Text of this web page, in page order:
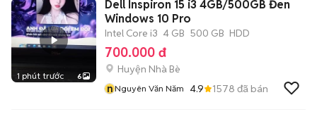
1 phút trước 6
Dell Inspiron 15 i3 4GB/500GB Đen
Windows 10 Pro
Intel Core i3 4 GB 500 GB HDD
700.000 đ
Huyện Nhà Bè
nNguyên Văn Năm 4.9 1578 đã bán